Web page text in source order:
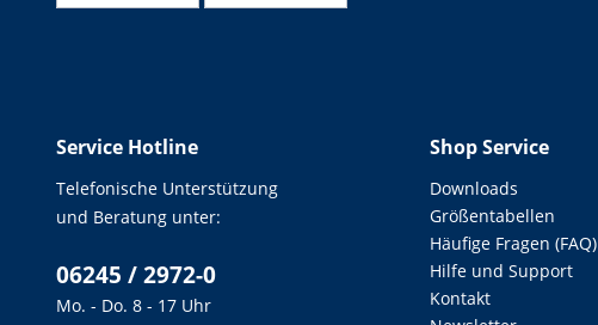
Service Hotline
Telefonische Unterstützung
und Beratung unter:
06245 / 2972-0
Mo. - Do. 8 - 17 Uhr
Shop Service
Downloads
Größentabellen
Häufige Fragen (FAQ)
Hilfe und Support
Kontakt